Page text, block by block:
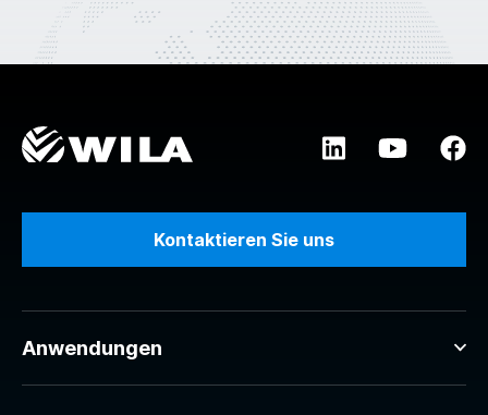
Kontaktieren Sie uns
Anwendungen